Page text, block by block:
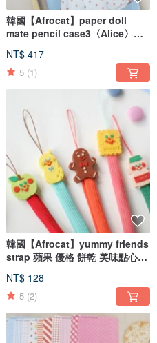
韓國【Afrocat】paper doll
mate pencil case3〈Alice〉收
NT$ 417
5 (1)
韓國【Afrocat】yummy friends
strap 蘋果 優格 餅乾 美味點心總
NT$ 128
5 (2)